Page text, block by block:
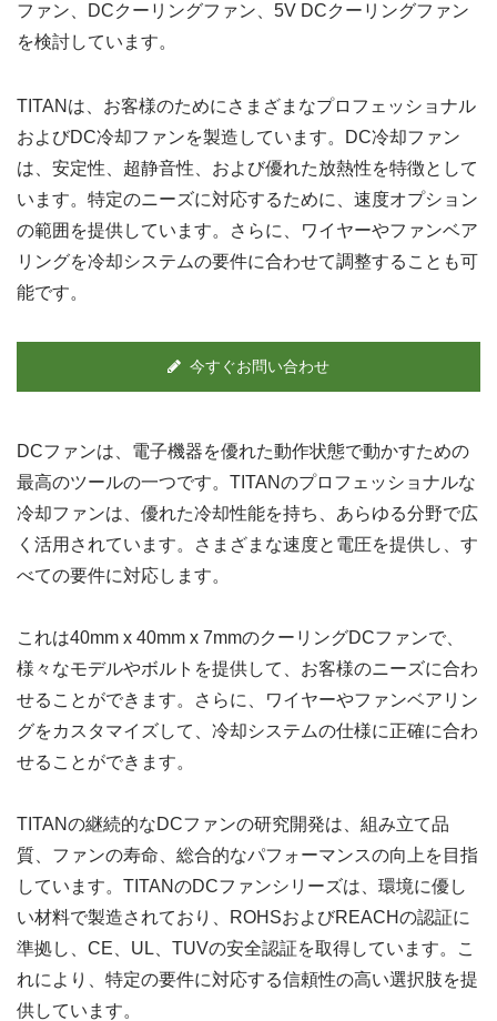
ファン、DCクーリングファン、5V DCクーリングファン
を検討しています。
TITANは、お客様のためにさまざまなプロフェッショナル
およびDC冷却ファンを製造しています。DC冷却ファン
は、安定性、超静音性、および優れた放熱性を特徴として
います。特定のニーズに対応するために、速度オプション
の範囲を提供しています。さらに、ワイヤーやファンベア
リングを冷却システムの要件に合わせて調整することも可
能です。
今すぐお問い合わせ
DCファンは、電子機器を優れた動作状態で動かすための
最高のツールの一つです。TITANのプロフェッショナルな
冷却ファンは、優れた冷却性能を持ち、あらゆる分野で広
く活用されています。さまざまな速度と電圧を提供し、す
べての要件に対応します。
これは40mm x 40mm x 7mmのクーリングDCファンで、
様々なモデルやボルトを提供して、お客様のニーズに合わ
せることができます。さらに、ワイヤーやファンベアリン
グをカスタマイズして、冷却システムの仕様に正確に合わ
せることができます。
TITANの継続的なDCファンの研究開発は、組み立て品
質、ファンの寿命、総合的なパフォーマンスの向上を目指
しています。TITANのDCファンシリーズは、環境に優し
い材料で製造されており、ROHSおよびREACHの認証に
準拠し、CE、UL、TUVの安全認証を取得しています。こ
れにより、特定の要件に対応する信頼性の高い選択肢を提
供しています。